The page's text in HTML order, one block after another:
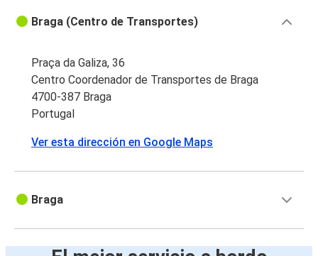
Braga (Centro de Transportes)
Praça da Galiza, 36
Centro Coordenador de Transportes de Braga
4700-387 Braga
Portugal
Ver esta dirección en Google Maps
Braga